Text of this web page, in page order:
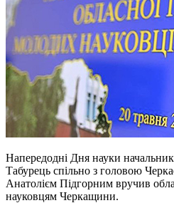
Напередодні Дня науки
Табурець спільно з головою
Анатолієм Підгорним вручив
науковцям Черкащини.